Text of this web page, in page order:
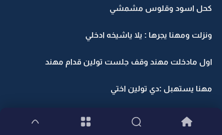
كحل اسود وقلوس مشمشي
ونزلت ومهنا يجرها : يلا ياشيخه ادخلي
اول مادخلت مهند وقف جلست تولين قدام مهند
مهنا يستهبل :دي تولين اختي
مهند : عارف